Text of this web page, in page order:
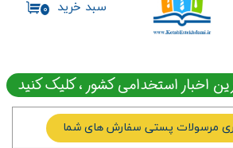
۰ سبد خرید
اخبار استخدامی کشور ، کلیک کنید
مرسولات پستی سفارش های شما